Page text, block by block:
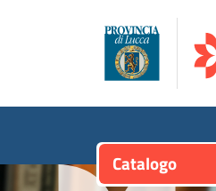
Catalogo